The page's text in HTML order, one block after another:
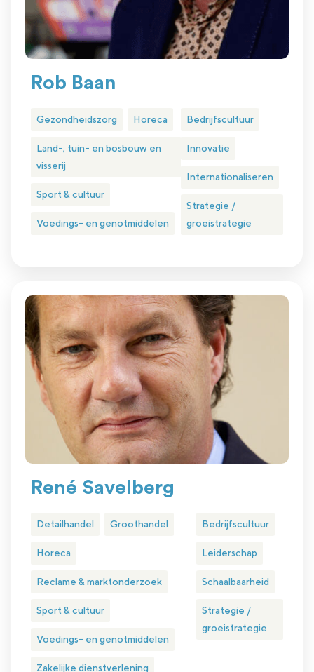
Rob Baan
Gezondheidszorg Horeca
Land-; tuin- en bosbouw en
visserij
Sport & cultuur
Voedings- en genotmiddelen
Bedrijfscultuur
Innovatie
Internationaliseren
Strategie /
groeistrategie
René Savelberg
Detailhandel Groothandel
Horeca
Reclame & marktonderzoek
Sport & cultuur
Voedings- en genotmiddelen
Zakelijke dienstverlening
Bedrijfscultuur
Leiderschap
Schaalbaarheid
Strategie /
groeistrategie